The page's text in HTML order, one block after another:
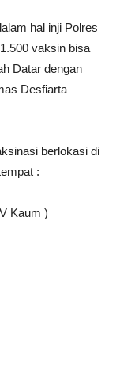
hal inji Polres
vaksin bisa
Datar dengan
Desfiarta
berlokasi di
:
Kaum )